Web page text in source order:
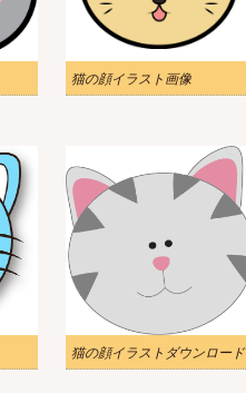
猫の顔イラスト画像
猫の顔イラストダウンロード